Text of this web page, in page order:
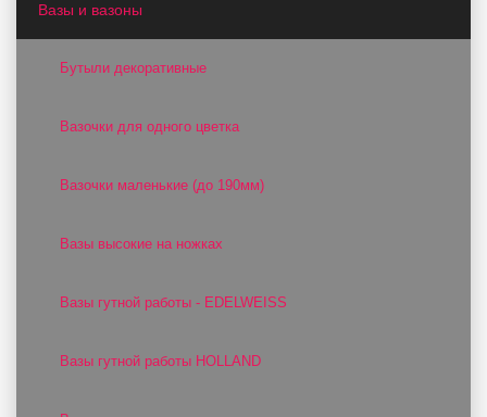
Вазы и вазоны
Бутыли декоративные
Вазочки для одного цветка
Вазочки маленькие (до 190мм)
Вазы высокие на ножках
Вазы гутной работы - EDELWEISS
Вазы гутной работы HOLLAND